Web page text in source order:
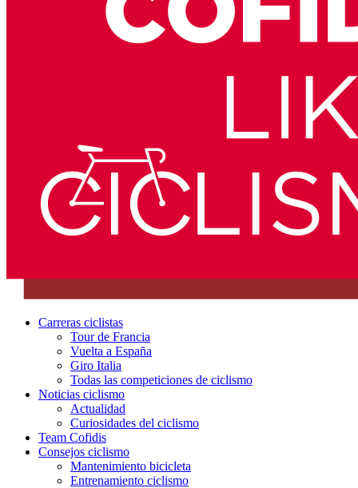
Carreras ciclistas
Tour de Francia
Vuelta a España
Giro Italia
Todas las competiciones de ciclismo
Noticias ciclismo
Actualidad
Curiosidades del ciclismo
Team Cofidis
Consejos ciclismo
Mantenimiento bicicleta
Entrenamiento ciclismo